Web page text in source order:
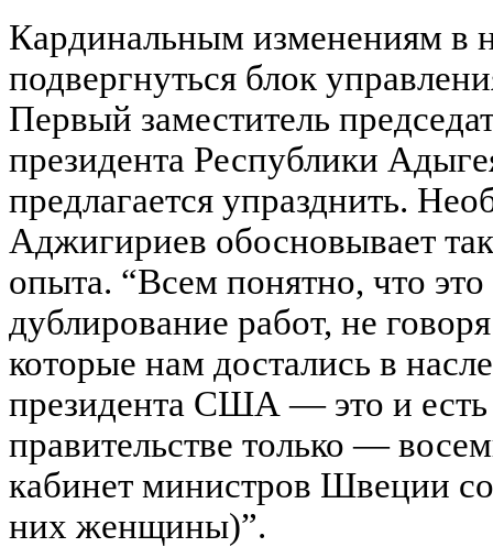
Кардинальным изменениям в
подвергнуться блок
Первый заместитель
президента Республики
предлагается упразднить.
Аджигириев обосновывает
опыта. “Всем понятно, что
дублирование работ, не
которые нам достались в
президента США — это и есть
правительстве только —
кабинет министров Швеции
них женщины)”.